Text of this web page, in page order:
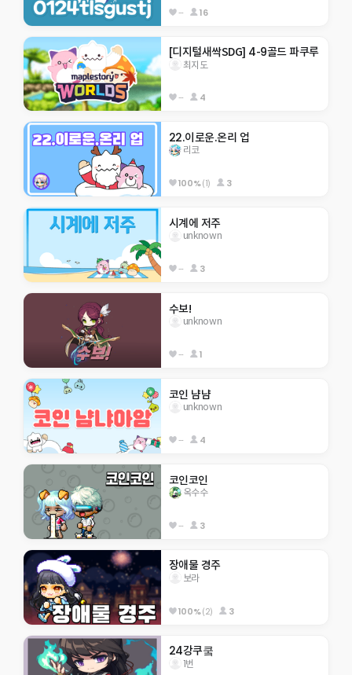
-- 16
[디지털새싹SDG] 4-9골드 파쿠루
최지도
-- 4
22.이로운.온리 업
리코
100%(1) 3
시계에 저주
unknown
-- 3
수보!
unknown
-- 1
코인 냠냠
unknown
-- 4
코인코인
옥수수
-- 3
장애물 경주
보라
100%(2) 3
24강쿠쿸
1번